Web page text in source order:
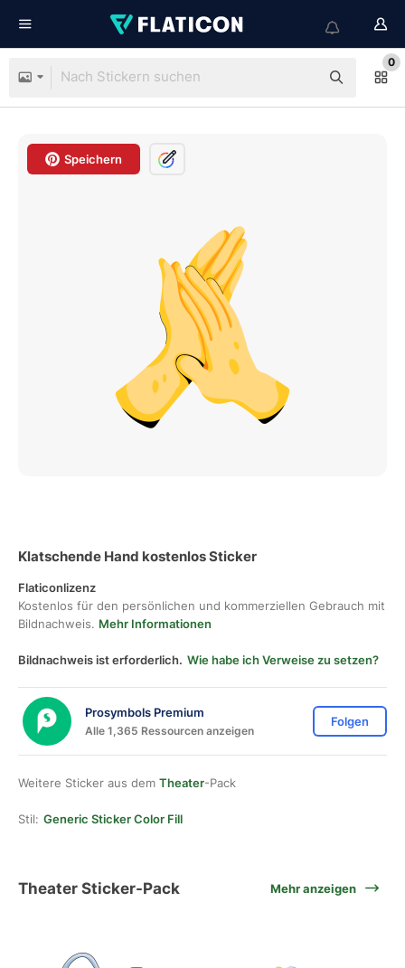
0
Speichern
Klatschende Hand kostenlos Sticker
Flaticonlizenz
Kostenlos für den persönlichen und kommerziellen Gebrauch mit
Bildnachweis. Mehr Informationen
Bildnachweis ist erforderlich. Wie habe ich Verweise zu setzen?
Prosymbols Premium
Alle 1,365 Ressourcen anzeigen
Folgen
Weitere Sticker aus dem Theater-Pack
Stil: Generic Sticker Color Fill
Theater Sticker-Pack Mehr anzeigen